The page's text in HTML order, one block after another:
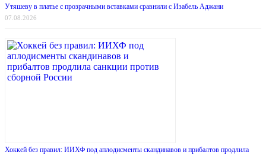
Утяшеву в платье с прозрачными вставками сравнили с Изабель Аджани
07.08.2026
Хоккей без правил: ИИХФ под аплодисменты скандинавов и прибалтов продлила